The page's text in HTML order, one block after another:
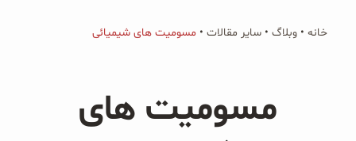
برای:
پکیج‌ها
محصولات ارگانیک
خانه • وبلاگ • سایر مقالات • مسومیت های شیمیائی
مسومیت های